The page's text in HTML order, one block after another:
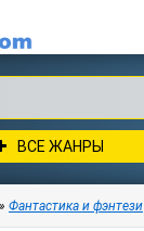
ВСЕ ЖАНРЫ
» Фантастика и фэнтези